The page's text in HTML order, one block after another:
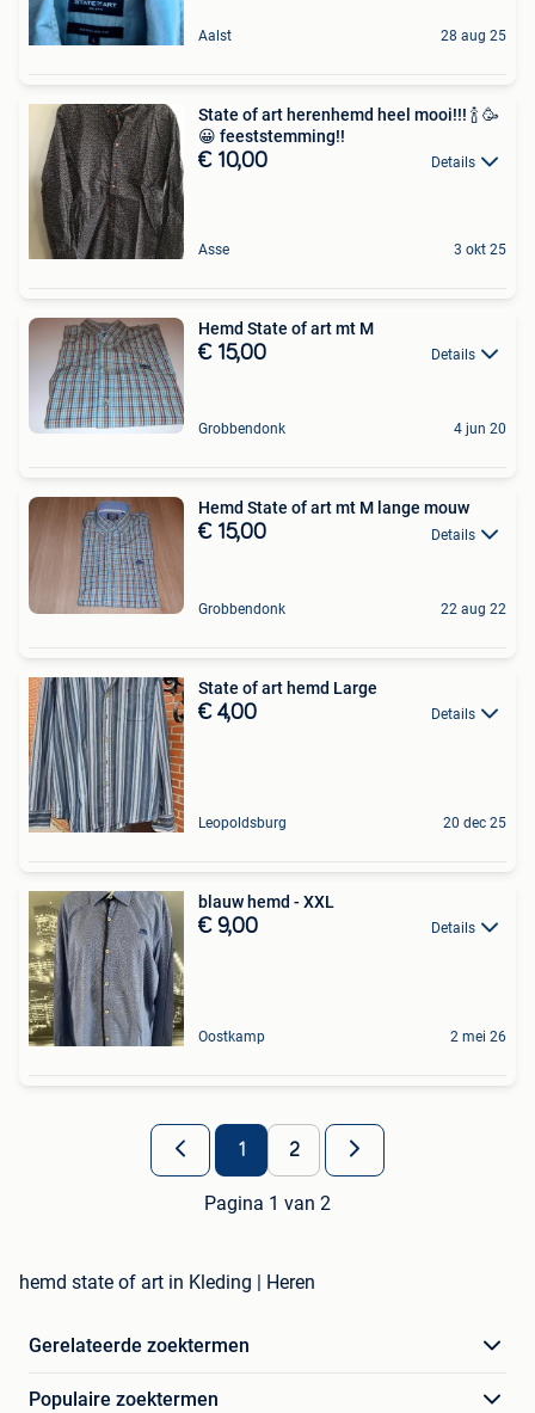
Aalst 28 aug 25
State of art herenhemd heel mooi!!! 🍾 🥳
😀 feeststemming!!
€ 10,00 Details
Asse 3 okt 25
Hemd State of art mt M
€ 15,00 Details
Grobbendonk 4 jun 20
Hemd State of art mt M lange mouw
€ 15,00 Details
Grobbendonk 22 aug 22
State of art hemd Large
€ 4,00 Details
Leopoldsburg 20 dec 25
blauw hemd - XXL
€ 9,00 Details
Oostkamp 2 mei 26
1 2
Pagina 1 van 2
hemd state of art in Kleding | Heren
Gerelateerde zoektermen
Populaire zoektermen